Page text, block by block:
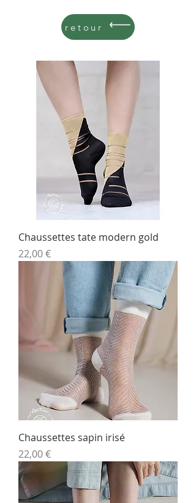
retour
Chaussettes tate modern gold
Prix
22,00 €
Chaussettes sapin irisé
Prix
22,00 €